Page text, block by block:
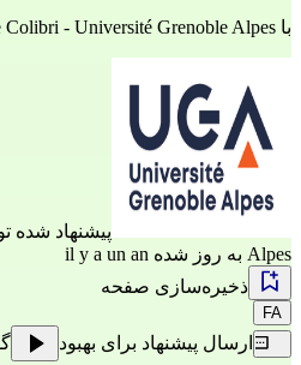
با Colibri - Université Grenoble Alpes
پیشنهاد شده
Alpes به روز شده il y a un an
ذخیره‌سازی صفحه
FA
ارسال پیشنهاد برای بهبود